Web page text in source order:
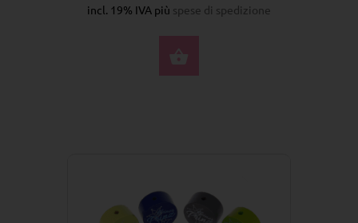
incl. 19% IVA più spese di spedizione